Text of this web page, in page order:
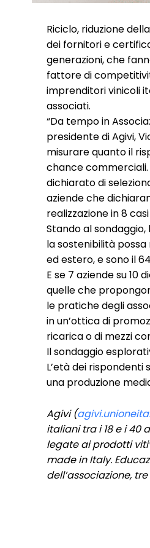
Riciclo, riduzione
dei fornitori e
generazioni, che
fattore di
imprenditori vinicoli
associati.
“Da tempo in
presidente di Agivi,
misurare quanto il
chance commerciali.
dichiarato di
aziende che
realizzazione in 8 casi
Stando al
la sostenibilità
ed estero, e sono il
E se 7 aziende su
quelle che
le pratiche degli
in un’ottica di
ricarica o di mezzi
Il sondaggio
L’età dei rispondenti
una produzione
Agivi (
italiani tra i 18 e i 40
legate ai prodotti
made in Italy.
dell’associazione,